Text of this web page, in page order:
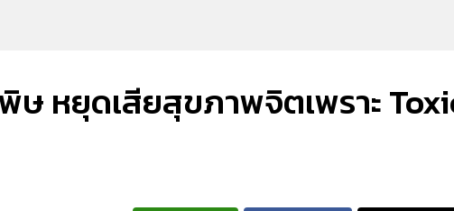
หยุดเสียสุขภาพจิตเพราะ